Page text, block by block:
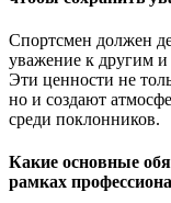
Спортсмен должен
уважение к другим и
Эти ценности не
но и создают
среди поклонников.
Какие основные
рамках